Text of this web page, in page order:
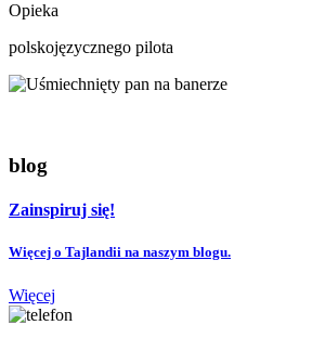
Opieka
polskojęzycznego pilota
blog
Zainspiruj się!
Więcej o Tajlandii na naszym blogu.
Więcej